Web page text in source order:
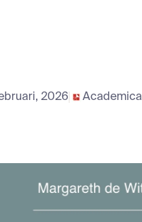
2026 Academica